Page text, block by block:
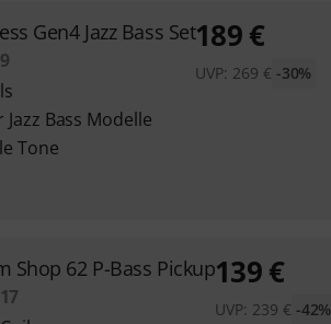
Gen4 Jazz Bass Set
Bass Modelle
Tone
189€
UVP: 269 € -30%
Shop 62 P-Bass Pickup139€
UVP: 239 € -42%